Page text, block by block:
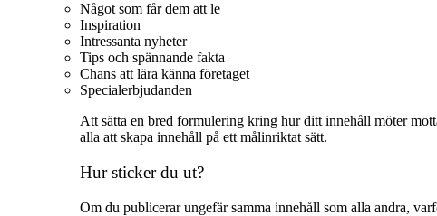
Något som får dem att le
Inspiration
Intressanta nyheter
Tips och spännande fakta
Chans att lära känna företaget
Specialerbjudanden
Att sätta en bred formulering kring hur ditt innehåll möter
alla att skapa innehåll på ett målinriktat sätt.
Hur sticker du ut?
Om du publicerar ungefär samma innehåll som alla andra,